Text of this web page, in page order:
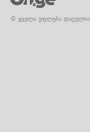
© ყველა უფლება დაცულია